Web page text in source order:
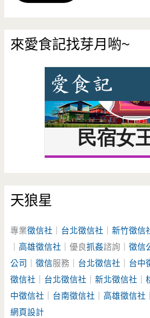
來愛食記找芽月喲~
天狼星
專業徵信社 台北徵信社 ｜新竹徵信
｜高雄徵信社 ｜優良抓姦諮詢｜徵信
公司 ｜徵信服務｜ 台北徵信社 台中
徵信社
台北徵信社 ｜新北徵信社 ｜
中徵信社
台南徵信社 ｜高雄徵信社
網頁設計